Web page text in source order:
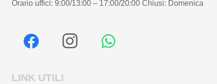
Orario uffici: 9:00/13:00 – 17:00/20:00 Chiusi: Domenica
LINK UTILI